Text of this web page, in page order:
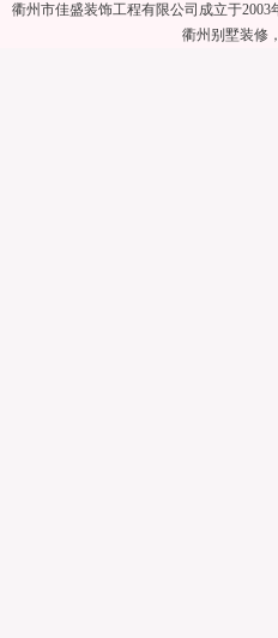
衢州市佳盛装饰工程有限公司成立于
衢州别墅装修